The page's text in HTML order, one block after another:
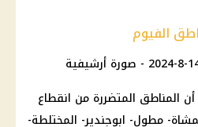
الفيوم
المناطق المتضررة من انقطاع
مطول- ابوجندير- المختلطة-